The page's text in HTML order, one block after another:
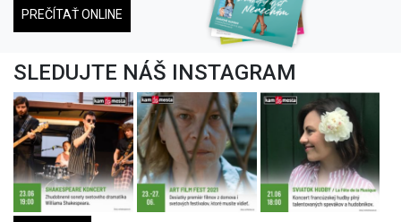
PREČÍTAŤ ONLINE
SLEDUJTE NÁŠ INSTAGRAM